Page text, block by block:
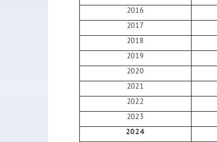
2016
2017
2018
2019
2020
2021
2022
2023
2024